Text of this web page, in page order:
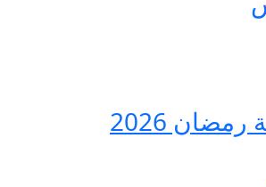
2026